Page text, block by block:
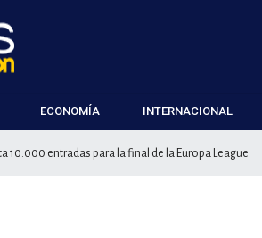
ECONOMÍA INTERNACIONAL
10.000 entradas para la final de la Europa League